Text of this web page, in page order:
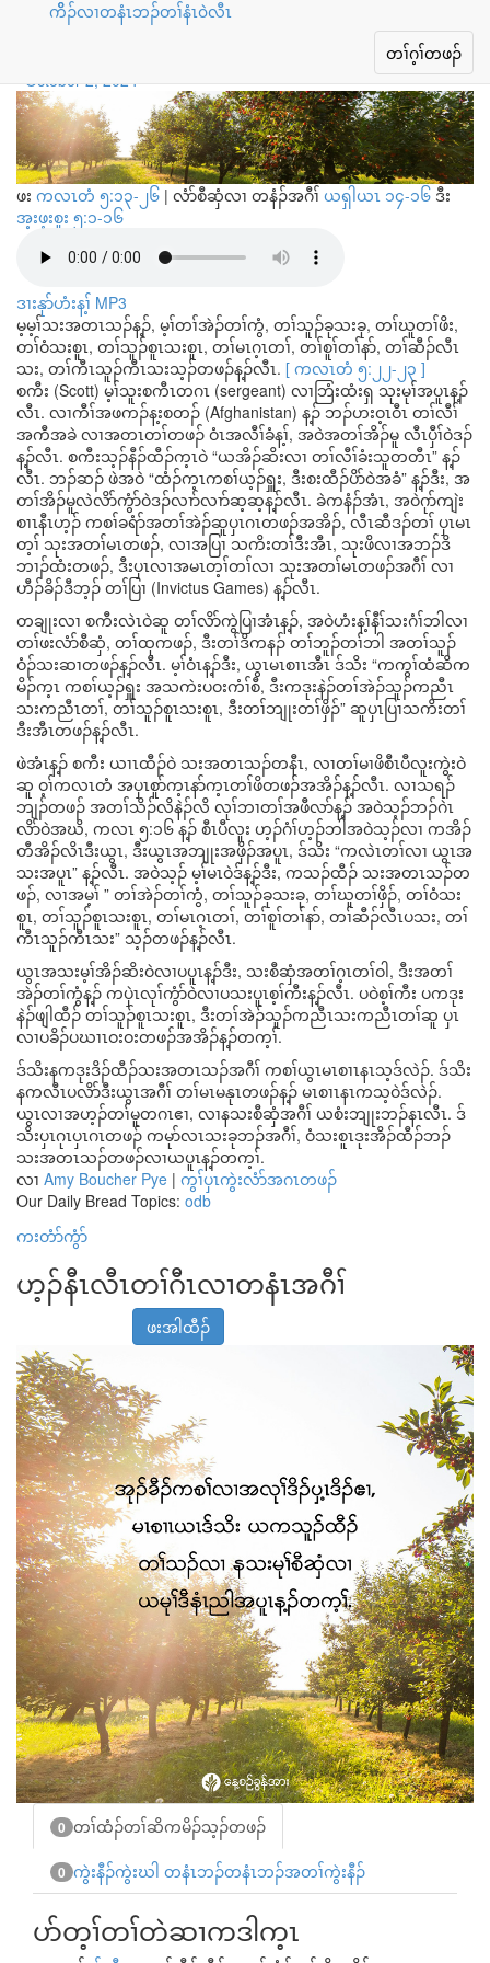
ကိိၣ်လၢတနံၤဘၣ်တၢ်နံၤ၀ဲလီၤ
Toggle
navigation
တၢ်ဂ့ၢ်တဖၣ်
ကစၢ်ခရံာ်အသကဲာ်ပဝးကံၢ်စီ
October 2, 2024
ဖး ကလၤတံ ၅:၁၃-၂၆ | လံာ်စီဆှံလၢ တနံၣ်အဂီၢ် ယရှါယၤ ၁၄-၁၆ ဒီး
အ့းဖ့းစူး ၅:၁-၁၆
ဒၢးနုာ်ဟံးန့ၢ် MP3
မ့မ့ၢ်သးအတၤသၣ်န့ၣ်, မ့ၢ်တၢ်အဲၣ်တၢ်ကွံ, တၢ်သူၣ်ခုသးခု, တၢ်ဃူတၢ်ဖိး,
တၢ်ဝံသးစူၤ, တၢ်သူၣ်စူၤသးစူၤ, တၢ်မၤဂ့ၤတၢ်, တၢ်စူၢ်တၢ်နာ်, တၢ်ဆီၣ်လီၤ
သး, တၢ်ကီၤသူၣ်ကီၤသးသ့ၣ်တဖၣ်န့ၣ်လီၤ. [ ကလၤတံ ၅:၂၂-၂၃ ]
စကီး (Scott) မ့ၢ်သူးစကီၤတဂၤ (sergeant) လၢဘြံးထံးရှ သုးမုၢ်အပူၤန့ၣ်
လီၤ. လၢကီၢ်အဖကၣ်န့းစတၣ် (Afghanistan) န့ၣ် ဘၣ်ဟးဝ့ၤဝီၤ တၢ်လီၢ်
အကီအခဲ လၢအတၤတၢ်တဖၣ် ဝံၤအလီၢ်ခံန့ၢ်, အဝဲအတၢ်အိၣ်မူ လီၤပှီၢ်ဝဲဒၣ်
န့ၣ်လီၤ. စကီးသ့ၣ်နီၣ်ထီၣ်က့ၤဝဲ “ယအိၣ်ဆိးလၢ တၢ်လီၢ်ခံးသူတတီၤ” န့ၣ်
လီၤ. ဘၣ်ဆၣ် ဖဲအဝဲ “ထံၣ်က့ၤကစၢ်ယ့ၣ်ရှူး, ဒီးစးထီၣ်ပိာ်ဝဲအခံ” န့ၣ်ဒီး, အ
တၢ်အိၣ်မူလဲလိာ်ကွံာ်ဝဲဒၣ်လၢာ်လၢာ်ဆ့ဆ့န့ၣ်လီၤ. ခဲကနံၣ်အံၤ, အဝဲဂုာ်ကျဲး
စၢၤနီၤဟ့ၣ် ကစၢ်ခရံာ်အတၢ်အဲၣ်ဆူပှၤဂၤတဖၣ်အအိၣ်, လီၤဆီဒၣ်တၢ် ပှၤမၤ
တ့ၢ် သုးအတၢ်မၤတဖၣ်, လၢအပြၢ သကိးတၢ်ဒီးအီၤ, သုးဖိလၢအဘၣ်ဒိ
ဘၢၣ်ထံးတဖၣ်, ဒီးပှၤလၢအမၤတ့ၢ်တၢ်လၢ သုးအတၢ်မၤတဖၣ်အဂီၢ် လၢ
ဟီၣ်ခိၣ်ဒီဘ့ၣ် တၢ်ပြၢ (Invictus Games) န့ၣ်လီၤ.
တချုးလၢ စကီးလဲၤဝဲဆူ တၢ်လိာ်ကွဲပြၢအံၤန့ၣ်, အဝဲဟံးန့ၢ်နီၢ်သးဂံၢ်ဘါလၢ
တၢ်ဖးလံာ်စီဆှံ, တၢ်ထုကဖၣ်, ဒီးတၢ်ဒိကနၣ် တၢ်ဘူၣ်တၢ်ဘါ အတၢ်သူၣ်
ဝံၣ်သးဆၢတဖၣ်န့ၣ်လီၤ. မ့ၢ်ဝံၤန့ၣ်ဒီး, ယွၤမၤစၢၤအီၤ ဒ်သိး “ကကွၢ်ထံဆိက
မိၣ်က့ၤ ကစၢ်ယ့ၣ်ရှူး အသကဲးပဝးကံၢ်စီ, ဒီးကဒုးနဲၣ်တၢ်အဲၣ်သူၣ်ကညီၤ
သးကညီၤတၢ်, တၢ်သူၣ်စူၤသးစူၤ, ဒီးတၢ်ဘျုးတၢ်ဖှိၣ်” ဆူပှၤပြၢသကိးတၢ်
ဒီးအီၤတဖၣ်န့ၣ်လီၤ.
ဖဲအံၤန့ၣ် စကီး ယၢၤထီၣ်ဝဲ သးအတၤသၣ်တနီၤ, လၢတၢ်မၢဖိစီၤပီလူးကွဲးဝဲ
ဆူ ဝ့ၢ်ကလၤတံ အပှၤစူာ်က့ၤနာ်က့ၤတၢ်ဖိတဖၣ်အအိၣ်န့ၣ်လီၤ. လၢသရၣ်
ဘျၣ်တဖၣ် အတၢ်သိၣ်လိနဲၣ်လိ လုၢ်ဘၢတၢ်အဖီလာ်န့ၣ် အဝဲသ့ၣ်ဘၣ်ဂဲၤ
လိာ်ဝဲအဃိ, ကလၤ ၅:၁၆ န့ၣ် စီၤပီလူး ဟ့ၣ်ဂံၢ်ဟ့ၣ်ဘါအဝဲသ့ၣ်လၢ ကအိၣ်
တီအိၣ်လိၤဒီးယွၤ, ဒီးယွၤအဘျုးအဖှိၣ်အပူၤ, ဒ်သိး “ကလဲၤတၢ်လၢ ယွၤအ
သးအပူၤ” န့ၣ်လီၤ. အဝဲသ့ၣ် မ့ၢ်မၤဝဲဒ်န့ၣ်ဒီး, ကသၣ်ထီၣ် သးအတၤသၣ်တ
ဖၣ်, လၢအမ့ၢ် ” တၢ်အဲၣ်တၢ်ကွံ, တၢ်သူၣ်ခုသးခု, တၢ်ဃူတၢ်ဖှိၣ်, တၢ်ဝံသး
စူၤ, တၢ်သူၣ်စူၤသးစူၤ, တၢ်မၤဂ့ၤတၢ်, တၢ်စူၢ်တၢ်နာ်, တၢ်ဆီၣ်လီၤပသး, တၢ်
ကီၤသူၣ်ကီၤသး” သ့ၣ်တဖၣ်န့ၣ်လီၤ.
ယွၤအသးမ့ၢ်အိၣ်ဆိးဝဲလၢပပူၤန့ၣ်ဒီး, သးစီဆှံအတၢ်ဂ့ၤတၢ်ဝါ, ဒီးအတၢ်
အဲၣ်တၢ်ကွံန့ၣ် ကပှဲၤလုၢ်ကွံာ်ဝဲလၢပသးပူၤစ့ၢ်ကီးန့ၣ်လီၤ. ပဝဲစ့ၢ်ကီး ပကဒုး
နဲၣ်ဖျါထီၣ် တၢ်သူၣ်စူၤသးစူၤ, ဒီးတၢ်အဲၣ်သူၣ်ကညီၤသးကညီၤတၢ်ဆူ ပှၤ
လၢပခိၣ်ပဃၢၤဝးဝးတဖၣ်အအိၣ်န့ၣ်တက့ၢ်.
ဒ်သိးနကဒုးဒိၣ်ထီၣ်သးအတၤသၣ်အဂီၢ် ကစၢ်ယွၤမၤစၢၤနၤသ့ဒ်လဲၣ်. ဒ်သိး
နကလီၤပလိာ်ဒီးယွၤအဂီၢ် တၢ်မၤမနုၤတဖၣ်န့ၣ် မၤစၢၤနၤကသ့ဝဲဒ်လဲၣ်.
ယွၤလၢအဟ့ၣ်တၢ်မူတဂၤဧၢ, လၢနသးစီဆှံအဂီၢ် ယစံးဘျုးဘၣ်နၤလီၤ. ဒ်
သိးပှၤဂုၤပှၤဂၤတဖၣ် ကမုာ်လၤသးခုဘၣ်အဂီၢ်, ဝံသးစူၤဒုးအိၣ်ထီၣ်ဘၣ်
သးအတၤသၣ်တဖၣ်လၢယပူၤန့ၣ်တက့ၢ်.
လၢ Amy Boucher Pye | ကွၢ်ပှၤကွဲးလံာ်အဂၤတဖၣ်
Our Daily Bread Topics: odb
ကးတံာ်ကွံာ်
ဟ့ၣ်နီၤလီၤတၢ်ဂီၤလၢတနံၤအဂီၢ်
ဖးအါထီၣ်
0 တၢ်ထံၣ်တၢ်ဆိကမိၣ်သ့ၣ်တဖၣ်
0 ကွဲးနီၣ်ကွဲးဃါ တနံၤဘၣ်တနံၤဘၣ်အတၢ်ကွဲးနီၣ်
ပာ်တ့ၢ်တၢ်တဲဆၢကဒါက့ၤ